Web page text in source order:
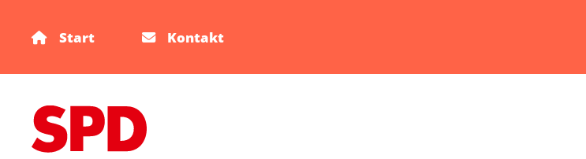
Start Kontakt